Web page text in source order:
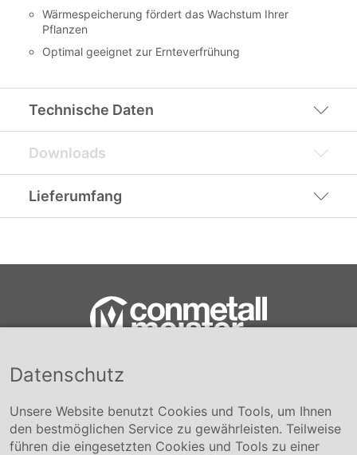
Wärmespeicherung fördert das Wachstum Ihrer
Pflanzen
Optimal geeignet zur Ernteverfrühung
Technische Daten
Downloads
Lieferumfang
Conmetall Meister GmbH
+49 5141-180
info@conmetallmeister.de
www.conmetallmeister.de
Datenschutz
Unsere Website benutzt Cookies und Tools, um Ihnen
den bestmöglichen Service zu gewährleisten. Teilweise
führen die eingesetzten Cookies und Tools zu einer